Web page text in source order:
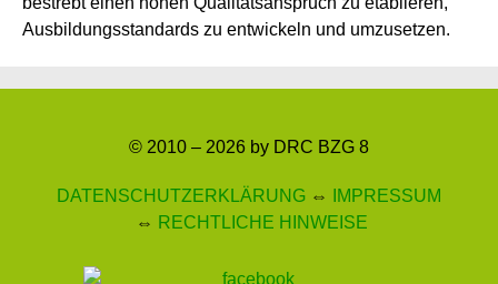
Ausbildungsstandards zu entwickeln und umzusetzen.
© 2010 – 2026 by DRC BZG 8
DATENSCHUTZERKLÄRUNG ⇔
IMPRESSUM
⇔ RECHTLICHE HINWEISE